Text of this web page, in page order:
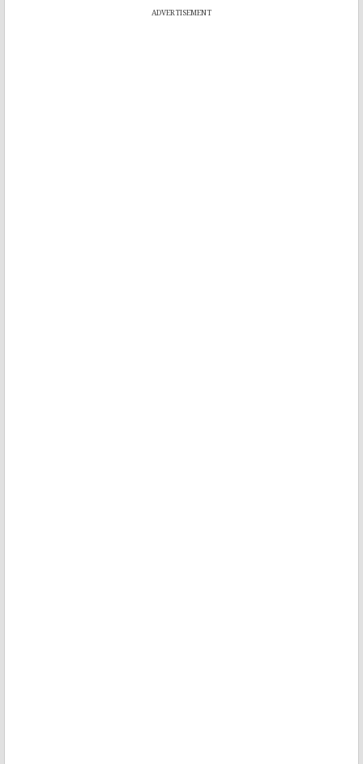
ADVERTISEMENT